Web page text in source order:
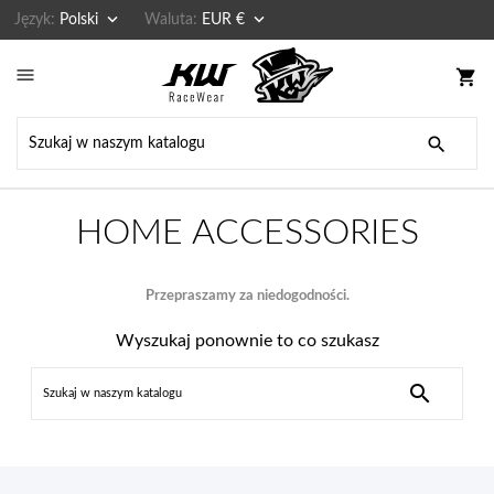
Język: Polski  Waluta: EUR € 
 shopping_cart

HOME ACCESSORIES
Przepraszamy za niedogodności.
Wyszukaj ponownie to co szukasz
